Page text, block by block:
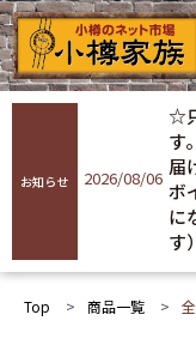
菓子 飲料
冷蔵配送 冷凍配送
商品を
ログイ
会員登
お知らせ 2026/08/06
☆
す
届
ボ
に
す）
Top 商品一覧